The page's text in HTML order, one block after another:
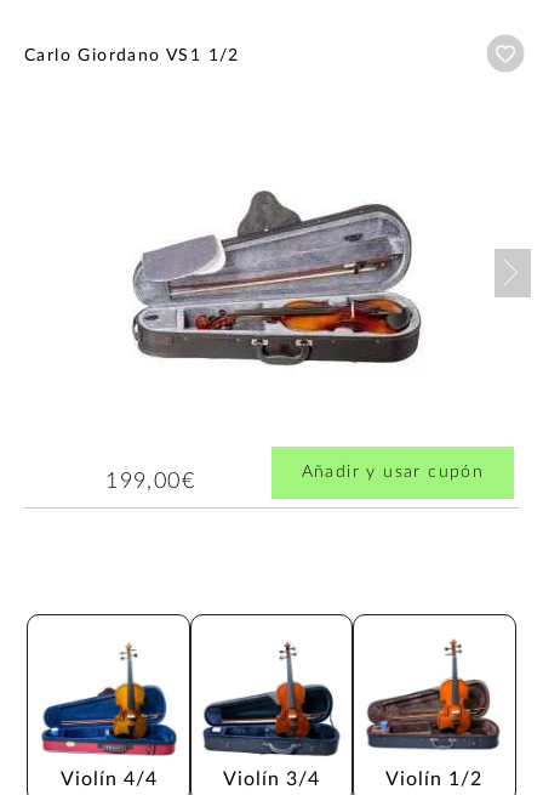
Carlo Giordano VS1 1/2
199,00€ Añadir y usar cupón
Violín 4/4 Violín 3/4 Violín 1/2